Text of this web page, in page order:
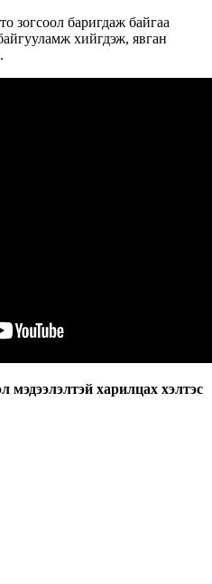
зогсоол баригдаж байгаа
хийгдэж, явган
харилцах хэлтэс